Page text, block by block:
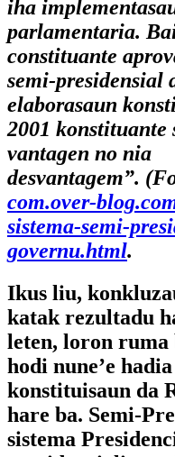
iha
parlamentaria.
constituante
semi-presidensial
elaborasaun
2001 konstituante
vantagen no nia
desvantagem”.
com.over-
sistema-semi-
governu.html.
Ikus liu,
katak rezultadu
leten, loron ruma
hodi nune’e
konstituisaun da
hare ba. Semi-
sistema